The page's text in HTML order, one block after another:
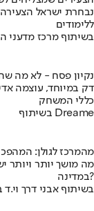
נבחרת ישראל
ללימודים
בשיתוף מרכז מדעני
נקיון פסח - לא מה
דק במיוחד, עוצמה
כללי המשחק
בשיתוף Dreame
מהמרכז לגולן:
מה מושך יותר ויותר
במדינה?
בשיתוף אבני דרך וי.ד